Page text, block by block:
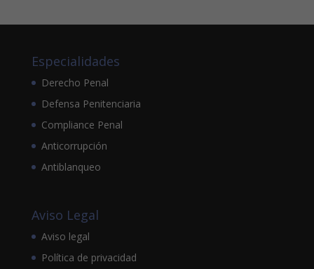
Especialidades
Derecho Penal
Defensa Penitenciaria
Compliance Penal
Anticorrupción
Antiblanqueo
Aviso Legal
Aviso legal
Política de privacidad